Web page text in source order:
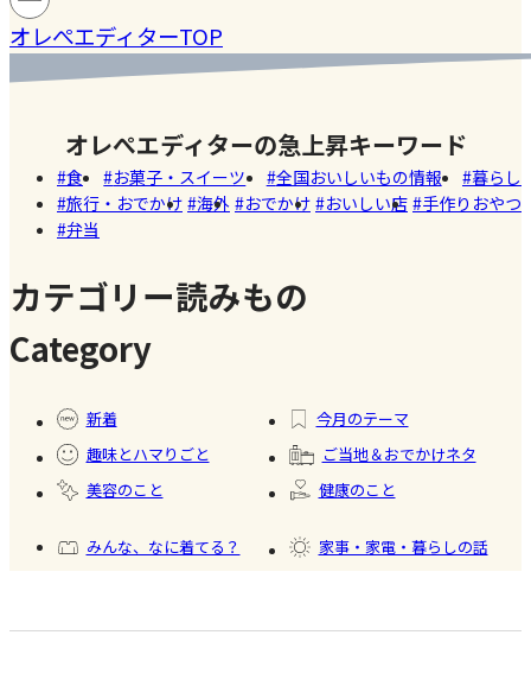
積
症
ン
みた！
ン
ード
知らない
世界でも
た!珍しく
て美味し
いかき氷
のスイー
ツ商品】
しい
店
#かき
ッシ
#健康
Akiko（愛
知）
情を大公
オレぺエディターTOP
オレぺエディターの急上昇キーワード
食 お菓子・スイーツ 全国おいしいもの情報
暮らし
旅行・おでかけ 海外 おでかけ おいしい店
手作りおやつ
弁当
カテゴリー読みもの
Category
新着
今月のテーマ
趣味とハマりごと
ご当地＆おでかけネタ
美容のこと
健康のこと
みんな、なに着てる？
家事・家電・暮らしの話